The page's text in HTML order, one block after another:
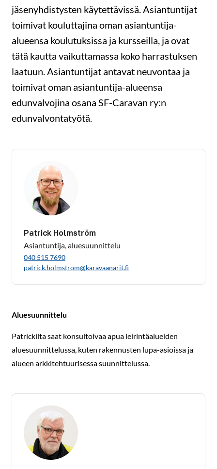
jäsenyhdistysten käytettävissä. Asiantuntijat
toimivat kouluttajina oman asiantuntija-
alueensa koulutuksissa ja kursseilla, ja ovat
tätä kautta vaikuttamassa koko harrastuksen
laatuun. Asiantuntijat antavat neuvontaa ja
toimivat oman asiantuntija-alueensa
edunvalvojina osana SF-Caravan ry:n
edunvalvontatyötä.
Patrick Holmström
Asiantuntija, aluesuunnittelu
040 515 7690
patrick.holmstrom@karavaanarit.fi
Aluesuunnittelu
Patrickilta saat konsultoivaa apua leirintäalueiden
aluesuunnittelussa, kuten rakennusten lupa-asioissa ja
alueen arkkitehtuurisessa suunnittelussa.